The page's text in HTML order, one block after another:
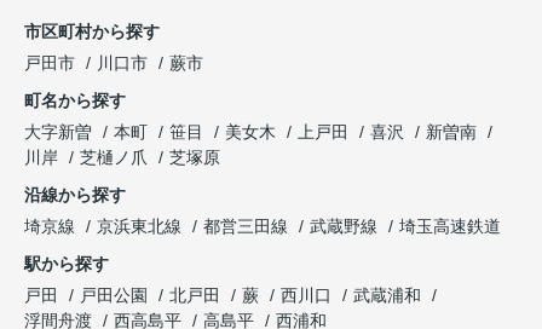
市区町村から探す
戸田市
川口市
蕨市
町名から探す
大字新曽
本町 笹目 美女木 上戸田 喜沢
新曽南
川岸
芝樋ノ爪
芝塚原
沿線から探す
埼京線
京浜東北線 都営三田線 武蔵野線
埼玉高速鉄道
駅から探す
戸田
戸田公園 北戸田 蕨 西川口
武蔵浦和
浮間舟渡
西高島平 高島平 西浦和